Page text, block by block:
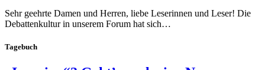
Sehr geehrte Damen und Herren, liebe Leserinnen und Leser! Die
Debattenkultur in unserem Forum hat sich…
Tagebuch